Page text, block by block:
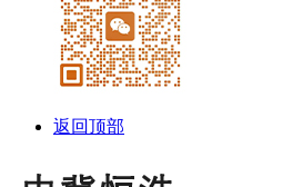
返回顶部